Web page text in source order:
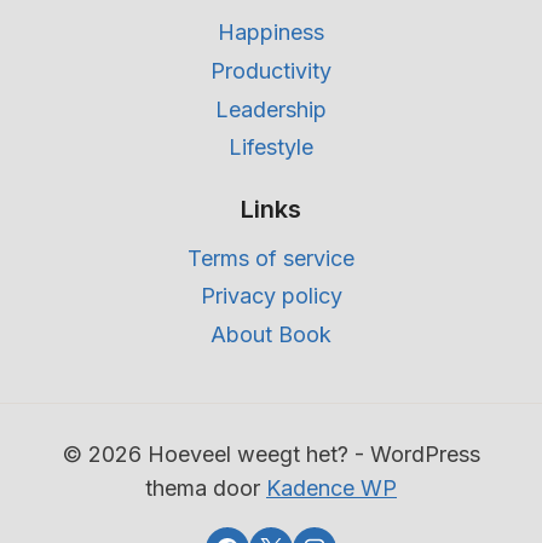
Happiness
Productivity
Leadership
Lifestyle
Links
Terms of service
Privacy policy
About Book
© 2026 Hoeveel weegt het? - WordPress
thema door Kadence WP